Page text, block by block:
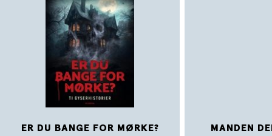
ER DU BANGE FOR MØRKE? MANDEN